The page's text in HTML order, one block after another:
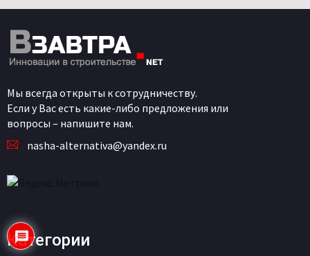
Мы всегда открыты к сотрудничеству.
Если у Вас есть какие-либо предложения или
вопросы – напишите нам.
nasha-alternativa@yandex.ru
Категории